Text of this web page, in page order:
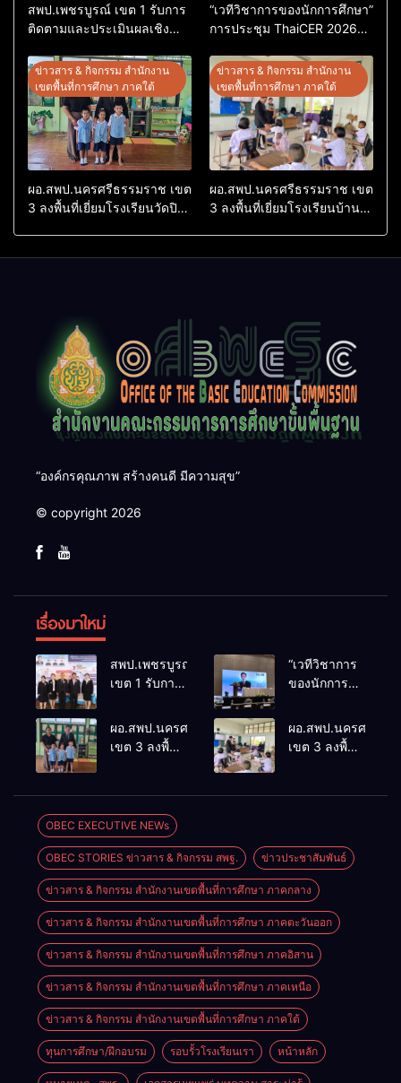
สพป.เพชรบูรณ์ เขต 1 รับการ
ติดตามและประเมินผลเชิง
ต้นแบบ” ระดับประเทศ รุ่นที่ 3
ประจำปีงบประมาณ พ.ศ.
2569
“เวทีวิชาการของนักการศึกษา”
การประชุม ThaiCER 2026
Conference on Education
Research (ThaiCER) 2026
ข่าวสาร & กิจกรรม สำนักงาน
เขตพื้นที่การศึกษา ภาคใต้
ผอ.สพป.นครศรีธรรมราช เขต
3 ลงพื้นที่เยี่ยมโรงเรียนวัดปิยา
ข่าวสาร & กิจกรรม สำนักงาน
เขตพื้นที่การศึกษา ภาคใต้
ผอ.สพป.นครศรีธรรมราช เขต
3 ลงพื้นที่เยี่ยมโรงเรียนบ้าน
“องค์กรคุณภาพ สร้างคนดี มีความสุข”
© copyright 2026
เรื่องมาใหม่
สพป.เพชรบูรณ์
เขต 1 รับการ
ประเมินผล
เชิงประจักษ์
ต้นแบบ”
ระดับประเทศ
รุ่นที่ 3 ประจำ
ปีงบประมาณ
พ.ศ. 2569
“เวทีวิชาการ
ของนักการ
ThaiCER
International
Research
(ThaiCER)
2026
ผอ.สพป.นครศรีธรรมราช
เขต 3 ลงพื้นที่
ปากพนัง
ผอ.สพป.นครศรีธรร
เขต 3 ลงพื้นที่
OBEC EXECUTIVE NEWs
OBEC STORIES ข่าวสาร & กิจกรรม สพฐ. ข่าวประชาสัมพันธ์
ข่าวสาร & กิจกรรม สำนักงานเขตพื้นที่การศึกษา ภาคกลาง
ข่าวสาร & กิจกรรม สำนักงานเขตพื้นที่การศึกษา ภาคตะวันออก
ข่าวสาร & กิจกรรม สำนักงานเขตพื้นที่การศึกษา ภาคอิสาน
ข่าวสาร & กิจกรรม สำนักงานเขตพื้นที่การศึกษา ภาคเหนือ
ข่าวสาร & กิจกรรม สำนักงานเขตพื้นที่การศึกษา ภาคใต้
ทุนการศึกษา/ฝึกอบรม รอบรั้วโรงเรียนเรา หน้าหลัก